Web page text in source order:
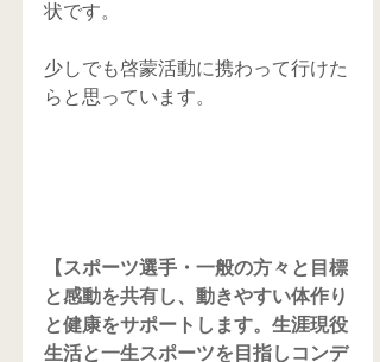
状です。
少しでも啓蒙活動に携わって行けた
らと思っています。
【スポーツ選手・一般の方々と目標
と感動を共有し、動きやすい体作り
と健康をサポートします。生涯現役
生活と一生スポーツを目指しコンデ